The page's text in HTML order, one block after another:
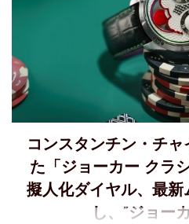
コンスタンチン・チ
た「ジョーカー クラ
擬人化ダイヤル、最
し、”ジョー